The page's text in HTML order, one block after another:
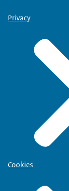
Privacy
Cookies